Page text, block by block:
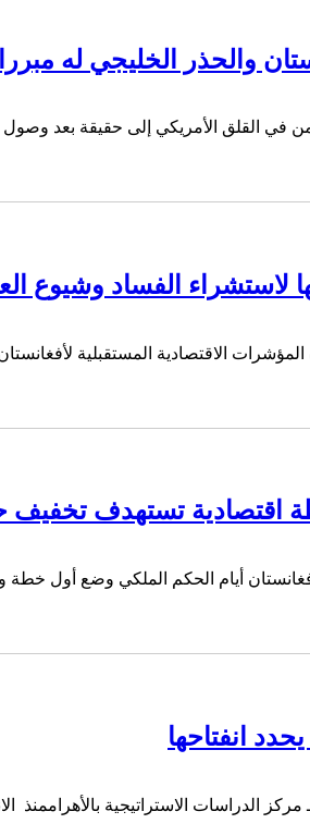
والحذر الخليجي له
لاستشراء الفساد وشيوع
المؤشرات الاقتصادية المستقبلية
تستهدف تخفيف
أيام الحكم الملكي وضع أول خطة